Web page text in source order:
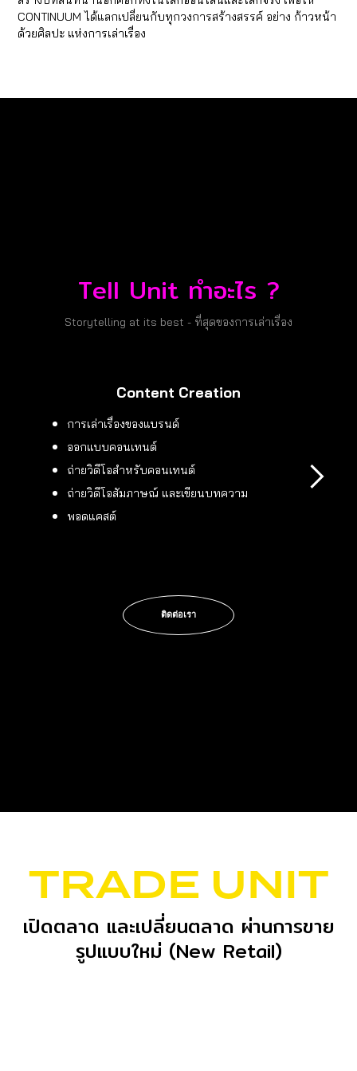
CONTINUUM ได้แลกเปลี่ยนกับทุกวงการสร้างสรรค์ อย่าง ก้าวหน้า
ด้วยศิลปะ แห่งการเล่าเรื่อง
Tell Unit ทำอะไร ?
Storytelling at its best - ที่สุดของการเล่าเรื่อง
Content Creation
การเล่าเรื่องของแบรนด์
ออกแบบคอนเทนต์
ถ่ายวิดีโอสำหรับคอนเทนต์
ถ่ายวิดีโอสัมภาษณ์ และเขียนบทความ
พอดแคสต์
ติดต่อเรา
TRADE UNIT
เปิดตลาด และเปลี่ยนตลาด ผ่านการขาย
รูปแบบใหม่ (New Retail)